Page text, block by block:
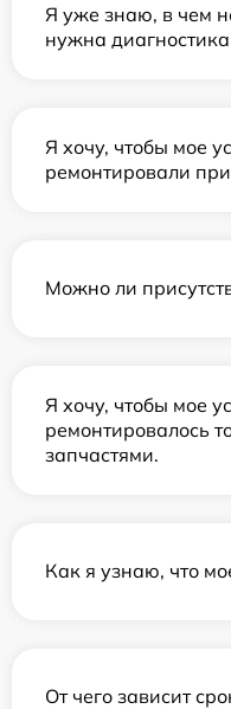
Я уже знаю, в чем
нужна
Я хочу, чтобы мое
ремонтировали
Можно ли
Я хочу, чтобы мое
ремонтировалось
запчастями.
Как я узнаю, что
От чего зависит